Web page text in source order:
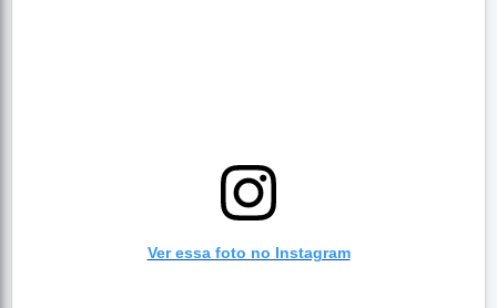
Ver essa foto no Instagram